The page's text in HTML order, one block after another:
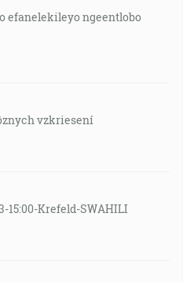
efanelekileyo ngeentlobo
vzkriesení
15:00-Krefeld-SWAHILI